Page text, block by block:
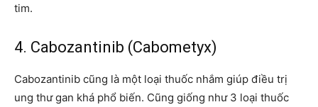
tim.
4. Cabozantinib (Cabometyx)
Cabozantinib cũng là một loại thuốc nhắm giúp điều trị
ung thư gan khá phổ biến. Cũng giống như 3 loại thuốc